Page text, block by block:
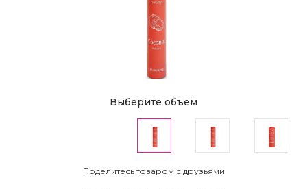
Выберите объем
Поделитесь товаром с друзьями